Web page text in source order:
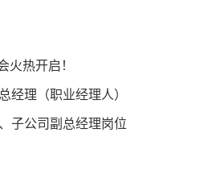
火热开启！
经理（职业经理人）
子公司副总经理岗位